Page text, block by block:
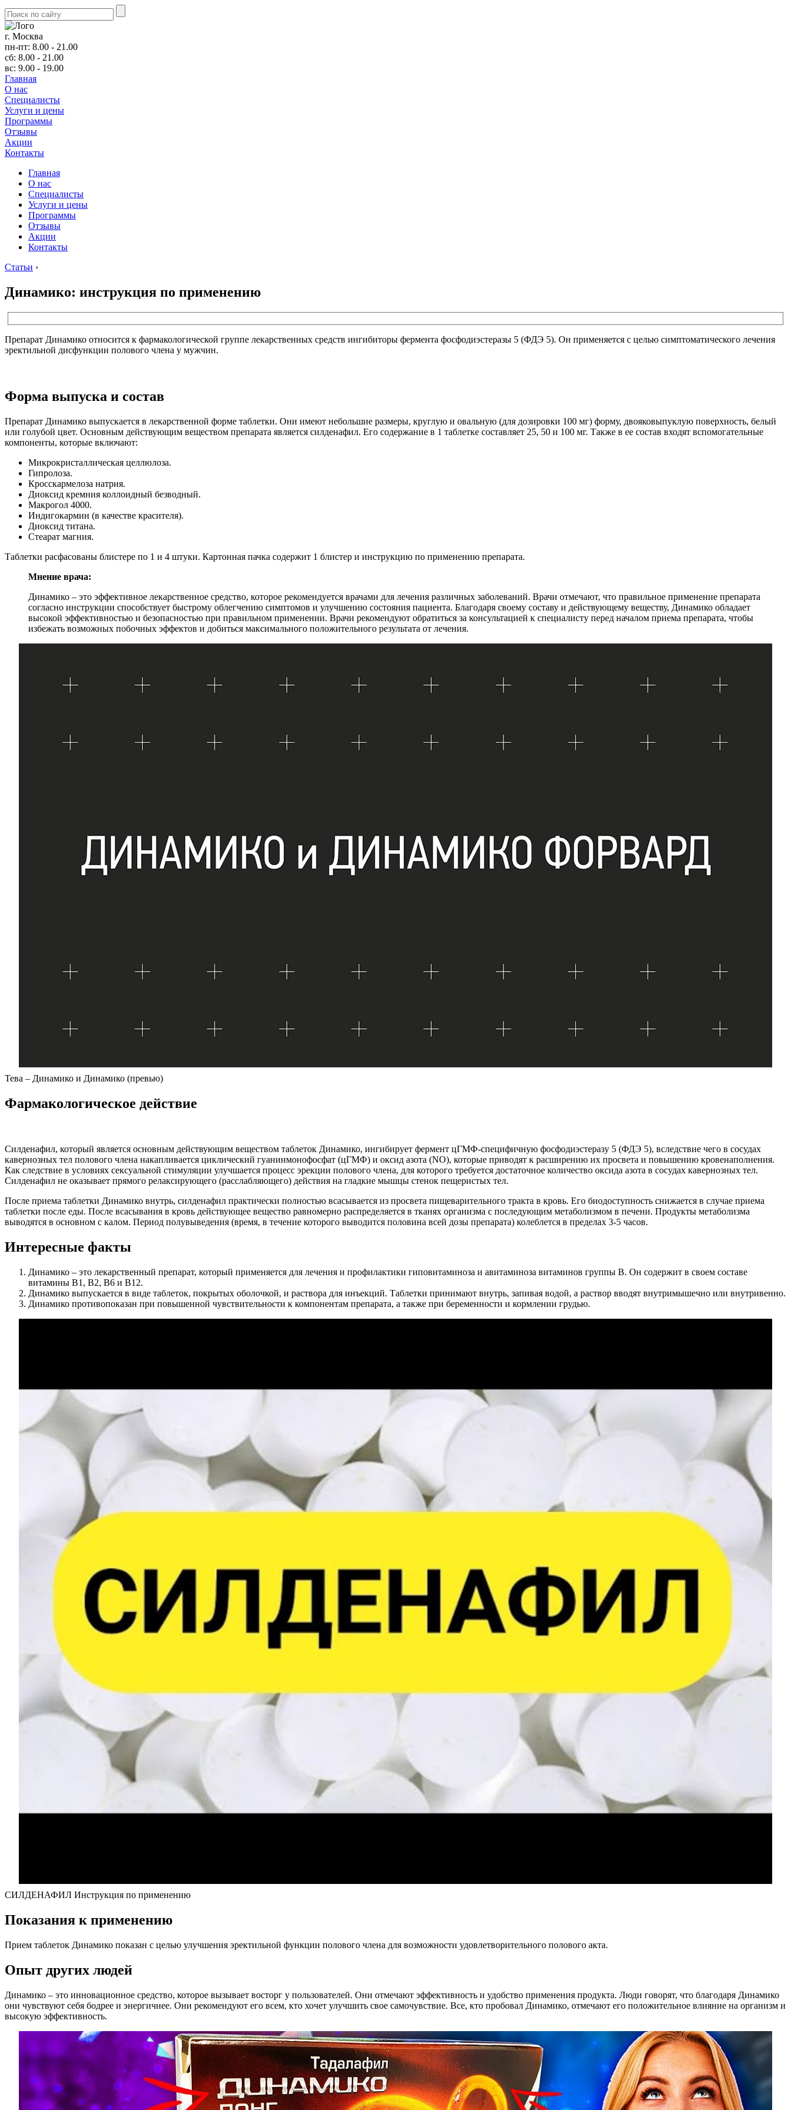
г. Москва
пн-пт: 8.00 - 21.00
сб: 8.00 - 21.00
вс: 9.00 - 19.00
Главная
О нас
Cпециалисты
Услуги и цены
Программы
Отзывы
Акции
Контакты
Главная
О нас
Cпециалисты
Услуги и цены
Программы
Отзывы
Акции
Контакты
Статьи ›
Динамико: инструкция по применению
Препарат Динамико относится к фармакологической группе лекарственных средств ингибиторы фермента фосфодиэстеразы 5 (ФДЭ 5). Он применяется с целью симптоматического лечения
эректильной дисфункции полового члена у мужчин.
Форма выпуска и состав
Препарат Динамико выпускается в лекарственной форме таблетки. Они имеют небольшие размеры, круглую и овальную (для дозировки 100 мг) форму, двояковыпуклую поверхность, белый
или голубой цвет. Основным действующим веществом препарата является силденафил. Его содержание в 1 таблетке составляет 25, 50 и 100 мг. Также в ее состав входят вспомогательные
компоненты, которые включают:
Микрокристаллическая целлюлоза.
Гипролоза.
Кросскармелоза натрия.
Диоксид кремния коллоидный безводный.
Макрогол 4000.
Индигокармин (в качестве красителя).
Диоксид титана.
Стеарат магния.
Таблетки расфасованы блистере по 1 и 4 штуки. Картонная пачка содержит 1 блистер и инструкцию по применению препарата.
Мнение врача:
Динамико – это эффективное лекарственное средство, которое рекомендуется врачами для лечения различных заболеваний. Врачи отмечают, что правильное применение препарата
согласно инструкции способствует быстрому облегчению симптомов и улучшению состояния пациента. Благодаря своему составу и действующему веществу, Динамико обладает
высокой эффективностью и безопасностью при правильном применении. Врачи рекомендуют обратиться за консультацией к специалисту перед началом приема препарата, чтобы
избежать возможных побочных эффектов и добиться максимального положительного результата от лечения.
Тева – Динамико и Динамико (превью)
Фармакологическое действие
Силденафил, который является основным действующим веществом таблеток Динамико, ингибирует фермент цГМФ-специфичную фосфодиэстеразу 5 (ФДЭ 5), вследствие чего в сосудах
кавернозных тел полового члена накапливается циклический гуанинмонофосфат (цГМФ) и оксид азота (NO), которые приводят к расширению их просвета и повышению кровенаполнения.
Как следствие в условиях сексуальной стимуляции улучшается процесс эрекции полового члена, для которого требуется достаточное количество оксида азота в сосудах кавернозных тел.
Силденафил не оказывает прямого релаксирующего (расслабляющего) действия на гладкие мышцы стенок пещеристых тел.
После приема таблетки Динамико внутрь, силденафил практически полностью всасывается из просвета пищеварительного тракта в кровь. Его биодоступность снижается в случае приема
таблетки после еды. После всасывания в кровь действующее вещество равномерно распределяется в тканях организма с последующим метаболизмом в печени. Продукты метаболизма
выводятся в основном с калом. Период полувыведения (время, в течение которого выводится половина всей дозы препарата) колеблется в пределах 3-5 часов.
Интересные факты
Динамико – это лекарственный препарат, который применяется для лечения и профилактики гиповитаминоза и авитаминоза витаминов группы В. Он содержит в своем составе
витамины В1, В2, В6 и В12.
Динамико выпускается в виде таблеток, покрытых оболочкой, и раствора для инъекций. Таблетки принимают внутрь, запивая водой, а раствор вводят внутримышечно или внутривенно.
Динамико противопоказан при повышенной чувствительности к компонентам препарата, а также при беременности и кормлении грудью.
СИЛДЕНАФИЛ Инструкция по применению
Показания к применению
Прием таблеток Динамико показан с целью улучшения эректильной функции полового члена для возможности удовлетворительного полового акта.
Опыт других людей
Динамико – это инновационное средство, которое вызывает восторг у пользователей. Они отмечают эффективность и удобство применения продукта. Люди говорят, что благодаря Динамико
они чувствуют себя бодрее и энергичнее. Они рекомендуют его всем, кто хочет улучшить свое самочувствие. Все, кто пробовал Динамико, отмечают его положительное влияние на организм и
высокую эффективность.